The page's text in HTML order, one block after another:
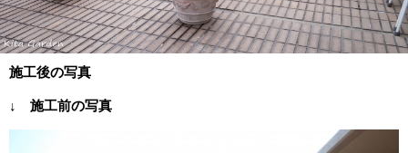
施工後の写真
↓ 施工前の写真